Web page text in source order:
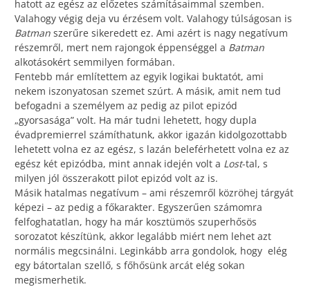
hatott az egész az előzetes számításaimmal szemben.
Valahogy végig deja vu érzésem volt. Valahogy túlságosan is
Batman szerűre sikeredett ez. Ami azért is nagy negatívum
részemről, mert nem rajongok éppenséggel a Batman
alkotásokért semmilyen formában.
Fentebb már említettem az egyik logikai buktatót, ami
nekem iszonyatosan szemet szúrt. A másik, amit nem tud
befogadni a személyem az pedig az pilot epizód
„gyorsasága” volt. Ha már tudni lehetett, hogy dupla
évadpremierrel számíthatunk, akkor igazán kidolgozottabb
lehetett volna ez az egész, s lazán beleférhetett volna ez az
egész két epizódba, mint annak idején volt a Lost-tal, s
milyen jól összerakott pilot epizód volt az is.
Másik hatalmas negatívum – ami részemről közröhej tárgyát
képezi – az pedig a főkarakter. Egyszerűen számomra
felfoghatatlan, hogy ha már kosztümös szuperhősös
sorozatot készítünk, akkor legalább miért nem lehet azt
normális megcsinálni. Leginkább arra gondolok, hogy elég
egy bátortalan szellő, s főhősünk arcát elég sokan
megismerhetik.